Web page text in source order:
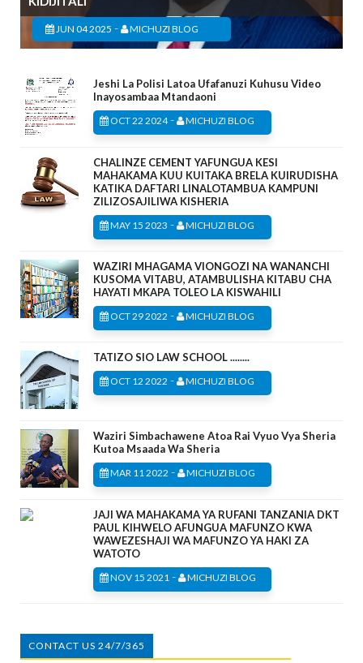
JUN 04 2025 - MICHUZI BLOG
Jeshi La Polisi Latoa Ufafanuzi Kuhusu Video
Inayosambaa Mtandaoni
OCT 22 2024- MICHUZI BLOG
CHALINZE CEMENT YAFUNGUA KESI
MAHAKAMA KUU KUITAKA BRELA KUIRUDISHA
KATIKA DAFTARI LINALOTAMBUA KAMPUNI
ZILIZOSAJILIWA KISHERIA
MAY 15 2023 - MICHUZI BLOG
WAZIRI MHAGAMA VIONGOZI NA WANANCHI
KUSOMA VITABU, ATAMBULISHA KITABU CHA
HAYATI MKAPA TOLEO LA KISWAHILI
OCT 29 2022 - MICHUZI BLOG
TATIZO SIO LAW SCHOOL ........
OCT 12 2022 - MICHUZI BLOG
Waziri Simbachawene Atoa Rai Vyuo Vya Sheria
Kutoa Msaada Wa Sheria
MAR 11 2022 - MICHUZI BLOG
JAJI WA MAHAKAMA YA RUFANI TANZANIA DKT
PAUL KIHWELO AFUNGUA MAFUNZO KWA
WAWEZESHAJI WA MAFUNZO YA HAKI ZA
WATOTO
NOV 15 2021 - MICHUZI BLOG
CONTACT US 24/7/365